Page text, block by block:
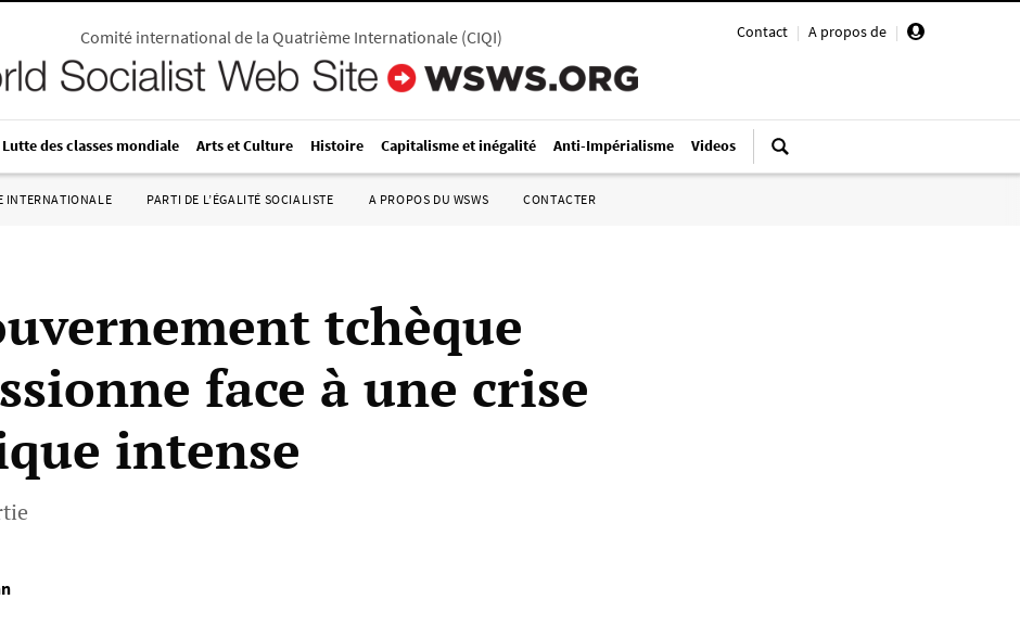
Contact | A propos de |
Comité international de la Quatrième Internationale(CIQI)
Lutte des classes mondiale Arts et Culture Histoire Capitalisme et inégalité Anti-Impérialisme Videos
INTERNATIONALE PARTI DE L’ÉGALITÉ SOCIALISTE A PROPOS DU WSWS CONTACTER
tchèque
face à une crise
intense